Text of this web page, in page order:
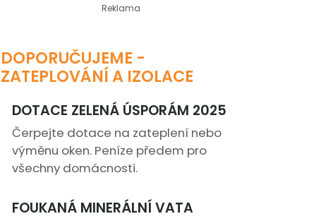
Reklama
DOPORUČUJEME -
ZATEPLOVÁNÍ A IZOLACE
DOTACE ZELENÁ ÚSPORÁM 2025
Čerpejte dotace na zateplení nebo
výměnu oken. Peníze předem pro
všechny domácnosti.
FOUKANÁ MINERÁLNÍ VATA